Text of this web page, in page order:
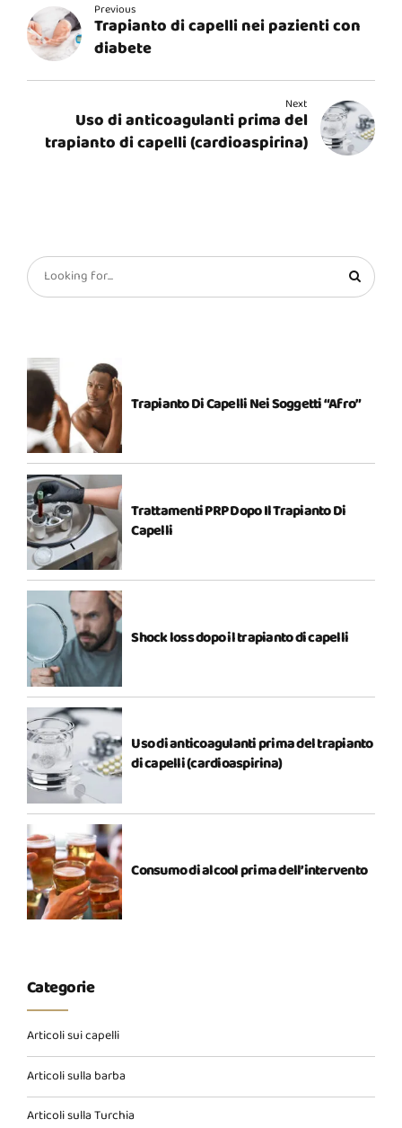
Previous
Trapianto di capelli nei pazienti con
diabete
Next
Uso di anticoagulanti prima del
trapianto di capelli (cardioaspirina)
Trapianto Di Capelli Nei Soggetti “Afro”
Trattamenti PRP Dopo Il Trapianto Di
Capelli
Shock loss dopo il trapianto di capelli
Uso di anticoagulanti prima del trapianto
di capelli (cardioaspirina)
Consumo di alcool prima dell’intervento
Categorie
Articoli sui capelli
Articoli sulla barba
Articoli sulla Turchia